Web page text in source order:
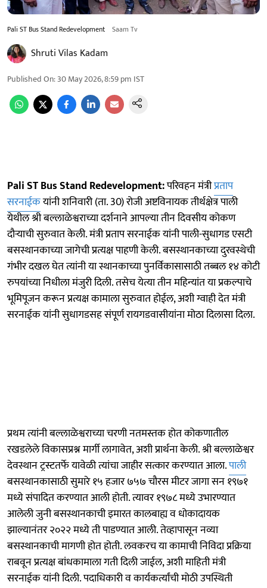
Pali ST Bus Stand Redevelopment Saam Tv
Shruti Vilas Kadam
Published On:30 May 2026, 8:59 pm IST
Pali ST Bus Stand Redevelopment:परिवहन मंत्रीप्रताप
सरनाईकयांनी शनिवारी (ता. 30) रोजी अष्टविनायक तीर्थक्षेत्र पाली
येथील श्री बल्लाळेश्वराच्या दर्शनाने आपल्या तीन दिवसीय कोकण
दौऱ्याची सुरुवात केली. मंत्री प्रताप सरनाईक यांनी पाली-सुधागड एसटी
बसस्थानकाच्या जागेची प्रत्यक्ष पाहणी केली. बसस्थानकाच्या दुरवस्थेची
गंभीर दखल घेत त्यांनी या स्थानकाच्या पुनर्विकासासाठी तब्बल १४ कोटी
रुपयांच्या निधीला मंजुरी दिली. तसेच येत्या तीन महिन्यांत या प्रकल्पाचे
भूमिपूजन करून प्रत्यक्ष कामाला सुरुवात होईल, अशी ग्वाही देत मंत्री
सरनाईक यांनी सुधागडसह संपूर्ण रायगडवासीयांना मोठा दिलासा दिला.
प्रथम त्यांनी बल्लाळेश्वराच्या चरणी नतमस्तक होत कोकणातील
रखडलेले विकासप्रश्न मार्गी लागावेत, अशी प्रार्थना केली. श्री बल्लाळेश्वर
देवस्थान ट्रस्टतर्फे यावेळी त्यांचा जाहीर सत्कार करण्यात आला.पाली
बसस्थानकासाठी सुमारे १५ हजार ७५७ चौरस मीटर जागा सन १९७१
मध्ये संपादित करण्यात आली होती. त्यावर १९७८ मध्ये उभारण्यात
आलेली जुनी बसस्थानकाची इमारत कालबाह्य व धोकादायक
झाल्यानंतर २०२२ मध्ये ती पाडण्यात आली. तेव्हापासून नव्या
बसस्थानकाची मागणी होत होती. लवकरच या कामाची निविदा प्रक्रिया
राबवून प्रत्यक्ष बांधकामाला गती दिली जाईल, अशी माहिती मंत्री
सरनाईक यांनी दिली. पदाधिकारी व कार्यकर्त्यांची मोठी उपस्थिती